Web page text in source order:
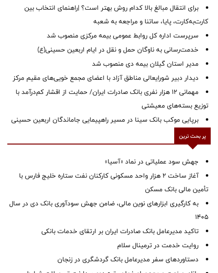
برای انتقال مبالغ بالا کدام روش بهتر است؟ |راهنمای انتخاب بین
کارت‌به‌کارت، پایا، ساتنا و مراجعه به شعبه
سرپرست اداره کل روابط عمومی بیمه مرکزی منصوب شد
خدمت‌رسانی به ناوگان حمل و نقل در ایام اربعین حسینی(ع)
‌مدیر استان گیلان بیمه دی منصوب شد
دیدار دبیر شورایعالی مناطق آزاد با اعضای مجمع خویی‌های مقیم مرکز
مهمانی ۱۲ هزار نفری بانک صادرات ایران/ حمایت از اقشار کم‌درآمد با
توزیع بسته‌های معیشتی
برپایی موکب بانک سینا در مسیر راهپیمایی جاماندگان اربعین حسینی
پر بحث ترین
جهش سود عملیاتی در نماد «آسیا»
آغاز ساخت ۲ هزار واحد مسکونی کارکنان نفت ستاره خلیج فارس با
تأمین مالی بانک مسکن
به کارگیری ابزارهای نوین مالی، ضامن جهش سودآوری بانک دی در سال
1405
تاکید مدیرعامل بانک صادرات ایران بر ارتقای خدمات بانکی
روایت خدمت در ترمینال سلام
دستاوردهای سفر مدیرعامل بانک گردشگری در زنجان